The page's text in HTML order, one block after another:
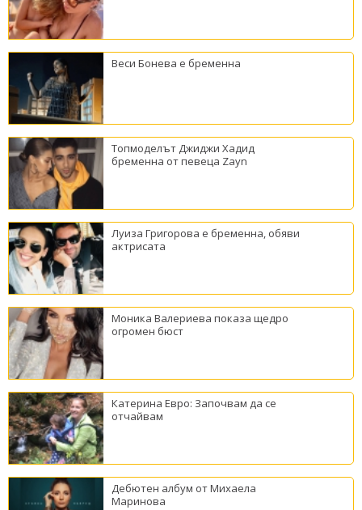
Веси Бонева е бременна
Топмоделът Джиджи Хадид
бременна от певеца Zayn
Луиза Григорова е бременна, обяви
актрисата
Моника Валериева показа щедро
огромен бюст
Катерина Евро: Започвам да се
отчайвам
Дебютен албум от Михаела
Маринова